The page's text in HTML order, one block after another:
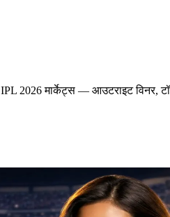
2026 मार्केट्स — आउटराइट विनर,